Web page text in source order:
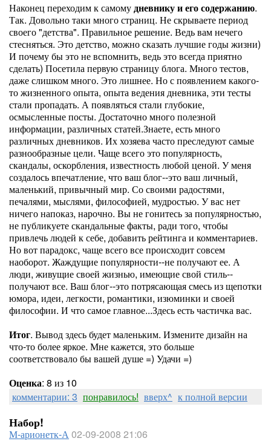
Наконец переходим к самомудневнику и его содержанию.
Так. Довольно таки много страниц. Не скрываете период
своего "детства". Правильное решение. Ведь вам нечего
стесняться. Это детство, можно сказать лучшие годы жизни)
И почему бы это не вспомнить, ведь это всегда приятно
сделать) Посетила первую страницу блога. Много тестов,
даже слишком много. Это лишнее. Но с появлением какого-
то жизненного опыта, опыта ведения дневника, эти тесты
стали пропадать. А появляться стали глубокие,
осмысленные посты. Достаточно много полезной
информации, различных статей.Знаете, есть много
различных дневников. Их хозяева часто преследуют самые
разнообразные цели. Чаще всего это популярность,
скандалы, оскорбления, известность любой ценой. У меня
создалось впечатление, что ваш блог--это ваш личный,
маленький, привычный мир. Со своими радостями,
печалями, мыслями, философией, мудростью. У вас нет
ничего напоказ, нарочно. Вы не гонитесь за популярностью,
не публикуете скандальные факты, ради того, чтобы
привлечь людей к себе, добавить рейтинга и комментариев.
Но вот парадокс, чаще всего все происходит совсем
наоборот. Жаждущие популярности--не получают ее. А
люди, живущие своей жизнью, имеющие свой стиль--
получают все. Ваш блог--это потрясающая смесь из щепотки
юмора, идеи, легкости, романтики, изюминки и своей
философии. И что самое главное...Здесь есть частичка вас.
Итог. Вывод здесь будет маленьким. Измените дизайн на
что-то более яркое. Мне кажется, это больше
соответствовало бы вашей душе =) Удачи =)
Оценка: 8 из 10
комментарии: 3 понравилось! вверх^ к полной версии
Набор!
М-арионетк-А02-09-2008 21:06